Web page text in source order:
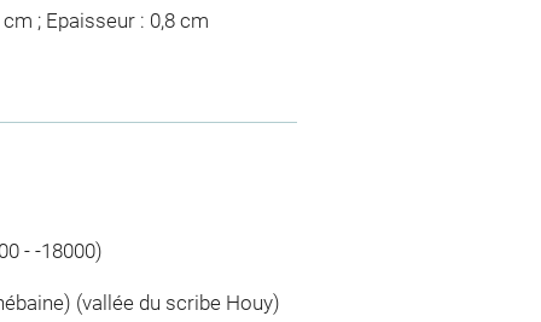
; Epaisseur : 0,8 cm
- -18000)
(vallée du scribe Houy)